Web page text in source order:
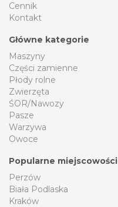
Cennik
Kontakt
Główne kategorie
Maszyny
Części zamienne
Płody rolne
Zwierzęta
ŚOR/Nawozy
Pasze
Warzywa
Owoce
Popularne miejscowości
Perzów
Biała Podlaska
Kraków